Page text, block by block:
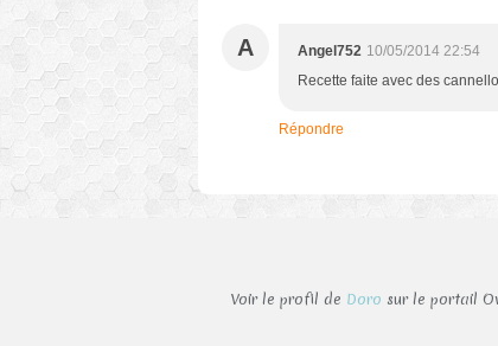
A Angel752 10/05/2014 22:54
Recette faite avec des
Répondre
Voir le profil de Doro sur le portail